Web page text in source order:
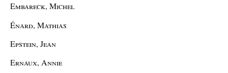
Embareck, Michel
Énard, Mathias
Epstein, Jean
Ernaux, Annie